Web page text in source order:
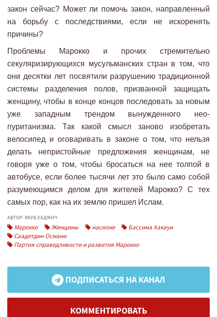
закон сейчас? Может ли помочь закон, направленный
на борьбу с последствиями, если не искоренять
причины?
Проблемы Марокко и прочих стремительно
секуляризирующихся мусульманских стран в том, что
они десятки лет посвятили разрушению традиционной
системы разделения полов, призванной защищать
женщину, чтобы в конце концов последовать за новым
уже западным трендом вынужденного нео-
пуританизма. Так какой смысл заново изобретать
велосипед и оговаривать в законе о том, что нельзя
делать непристойные предложения женщинам, не
говоря уже о том, чтобы бросаться на нее толпой в
автобусе, если более тысячи лет это было само собой
разумеющимся делом для жителей Марокко? С тех
самых пор, как на их землю пришел Ислам.
АВТОР: ЯКУБ ХАДЖИЧ
Марокко Женщины насилие
Бассима Хакауи
Саадетдин Османи
Партия справедливости и развития Марокко
ПОДПИСАТЬСЯ НА КАНАЛ
КОММЕНТИРОВАТЬ